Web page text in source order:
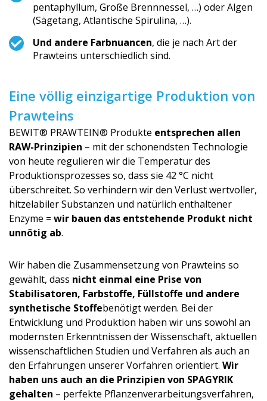
pentaphyllum, Große Brennnessel, …) oder Algen
(Sägetang, Atlantische Spirulina, …).
Und andere Farbnuancen, die je nach Art der
Prawteins unterschiedlich sin­d.
Eine völlig einzigartige Produktion von
Prawteins
BEWIT® PRAWTEIN® Produkte entsprechen allen
RAW-Prinzipien – mit der schonendsten Technologie
von heute regulieren wir die Temperatur des
Produktionspro­zesses so, dass sie 42 °C nicht
überschreitet. So verhindern wir den Verlust wertvoller,
hitzelabiler Substanzen und natürlich enthaltener
Enzyme = wir bauen das entstehende Produkt nicht
unnötig ab.
Wir haben die Zusammensetzung von Prawteins so
gewählt, dass nicht einmal eine Prise von
Stabilisatoren, Farbstoffe, Füllstoffe und andere
synthetische Stoffebenötigt werden. Bei der
Entwicklung und Produktion haben wir uns sowohl an
modernsten Erkenntnissen der Wissenschaft, aktuellen
wissenschaftlichen Studien und Verfahren als auch an
den Erfahrungen unserer Vorfahren orientiert. Wir
haben uns auch an die Prinzipien von SPAGYRIK
gehalten – perfekte Pflanzenverar­beitungsverfah­ren,